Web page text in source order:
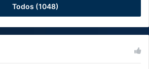
Todos (1048)